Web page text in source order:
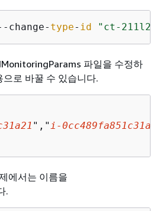
type- id "ct-
파일을 수정하
로 바꿀 수 있습니다.
"," i-0cc489fa851c31a22
에서는 이름을
.